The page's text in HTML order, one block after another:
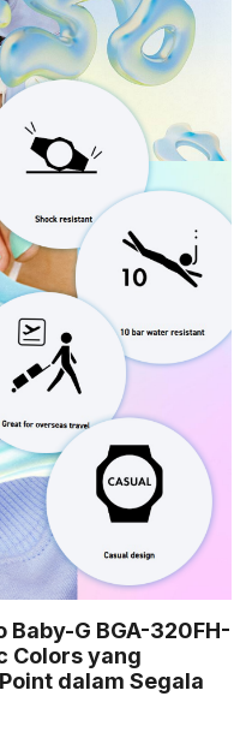
Baby-G BGA-320FH-
Colors yang
dalam Segala